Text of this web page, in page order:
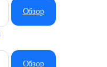
Обзор
Обзор